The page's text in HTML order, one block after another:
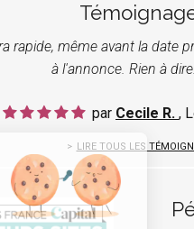
rapide, même avant la date
à l'annonce. Rien à
par Cecile R. ,
LIRE TOUS LES